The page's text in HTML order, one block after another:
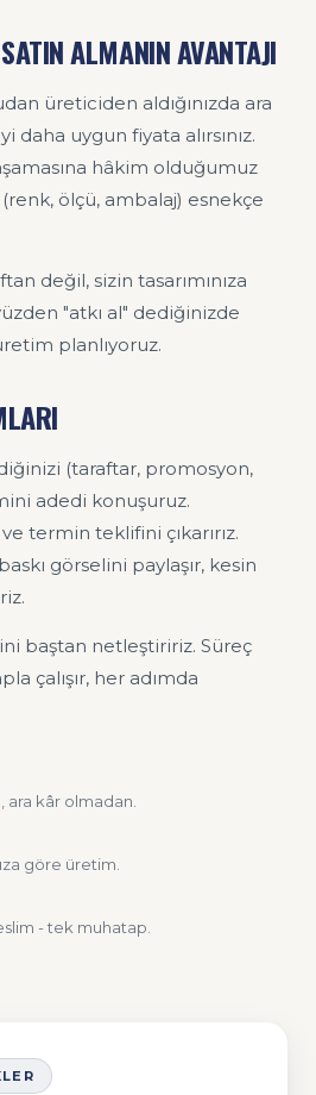
ALMANIN AVANTAJI
üreticiden aldığınızda ara
daha uygun fiyata alırsınız.
hâkim olduğumuz
ölçü, ambalaj) esnekçe
değil, sizin tasarımınıza
"atkı al" dediğinizde
planlıyoruz.
(taraftar, promosyon,
adedi konuşuruz.
ve termin teklifini çıkarırız.
görselini paylaşır, kesin
baştan netleştiririz. Süreç
çalışır, her adımda
kâr olmadan.
göre üretim.
- tek muhatap.